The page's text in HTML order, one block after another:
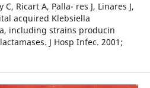
Ricart A, Palla- res J, Linares J,
acquired Klebsiella
including strains producin
J Hosp Infec. 2001;